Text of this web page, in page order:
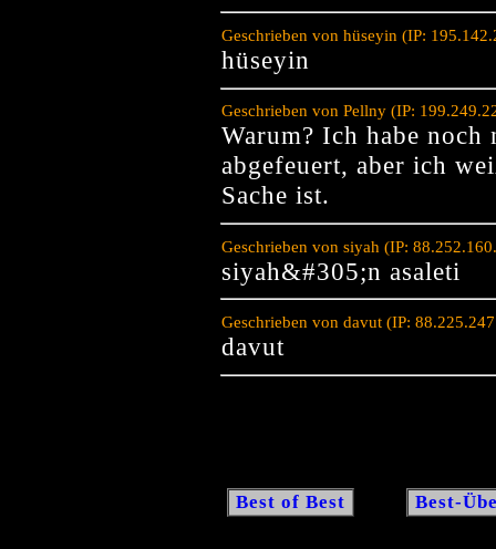
Geschrieben von hüseyin (IP:
hüseyin
Geschrieben von Pellny (IP:
Warum? Ich habe
abgefeuert, aber ich
Sache ist.
Geschrieben von siyah (IP:
siyah&#305;n asaleti
Geschrieben von davut (IP:
davut
Best of Best Best-